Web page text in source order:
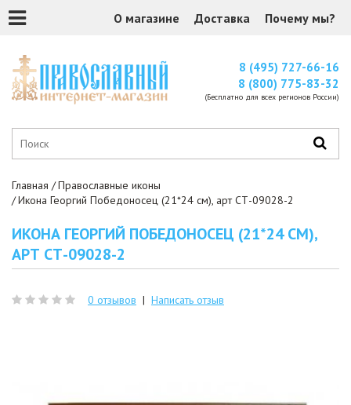
О магазине Доставка Почему мы?
8 (495) 727-66-16
8 (800) 775-83-32
(Бесплатно для всех регионов России)
Главная
Православные иконы
Икона Георгий Победоносец (21*24 см), арт СТ-09028-2
ИКОНА ГЕОРГИЙ ПОБЕДОНОСЕЦ (21*24 СМ),
АРТ СТ-09028-2
0 отзывов | Написать отзыв